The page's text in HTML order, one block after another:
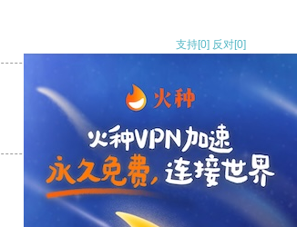
支持[0] 反对[0]
支持[0] 反对